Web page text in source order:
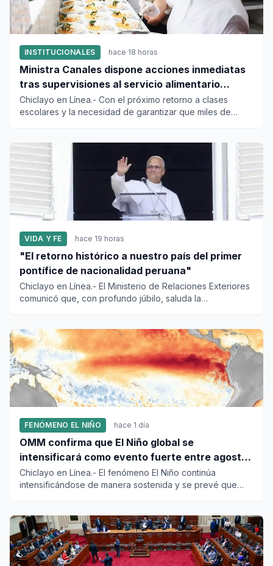
INSTITUCIONALES hace 18 horas
Ministra Canales dispone acciones inmediatas
tras supervisiones al servicio alimentario
escolar
Chiclayo en Línea.- Con el próximo retorno a clases
escolares y la necesidad de garantizar que miles de
VIDA Y FE hace 19 horas
"El retorno histórico a nuestro país del primer
pontífice de nacionalidad peruana"
Chiclayo en Línea.- El Ministerio de Relaciones Exteriores
comunicó que, con profundo júbilo, saluda la
FENÓMENO EL NIÑO hace 1 día
OMM confirma que El Niño global se
intensificará como evento fuerte entre agosto
y octubre
Chiclayo en Línea.- El fenómeno El Niño continúa
intensificándose de manera sostenida y se prevé que